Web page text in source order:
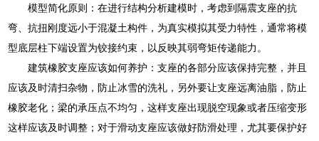
模型简化原则：在进行结构分析建模时，考虑到隔震支座的抗
弯、抗扭刚度远小于混凝土构件，为真实模拟其受力特性，通常将模
型底层柱下端设置为铰接约束，以反映其弱弯矩传递能力。
建筑橡胶支座应该如何养护：支座的各部分应该保持完整，并且
应该及时清扫杂物，防止冰雪的洗礼，另外要让支座远离油脂，防止
橡胶老化；梁的承压点不均匀，这样支座出现脱空现象或者压缩变形
这样应该及时调整；对于滑动支座应该做好防滑处理，尤其要保护好